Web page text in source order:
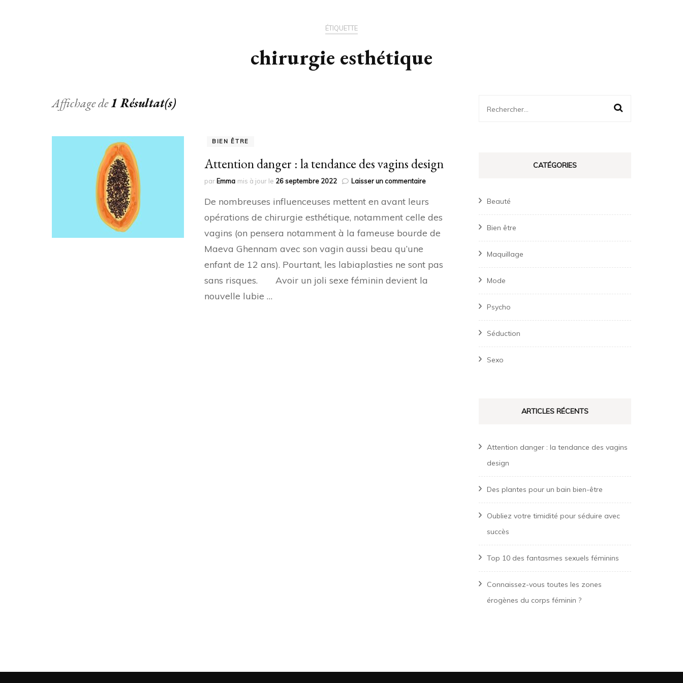
ÉTIQUETTE
chirurgie esthétique
Affichage de1 Résultat(s)
BIEN ÊTRE
Attention danger : la tendance des vagins design
par Emma mis à jour le 26 septembre 2022 Laisser un commentairesur
danger
la
tendance
design
De nombreuses influenceuses mettent en avant leurs
opérations de chirurgie esthétique, notamment celle des
vagins (on pensera notamment à la fameuse bourde de
Maeva Ghennam avec son vagin aussi beau qu’une
enfant de 12 ans). Pourtant, les labiaplasties ne sont pas
sans risques. Avoir un joli sexe féminin devient la
nouvelle lubie …
Rechercher :
CATÉGORIES
Beauté
Bien être
Maquillage
Mode
Psycho
Séduction
Sexo
ARTICLES RÉCENTS
Attention danger : la tendance des vagins
design
Des plantes pour un bain bien-être
Oubliez votre timidité pour séduire avec
succès
Top 10 des fantasmes sexuels féminins
Connaissez-vous toutes les zones
érogènes du corps féminin ?